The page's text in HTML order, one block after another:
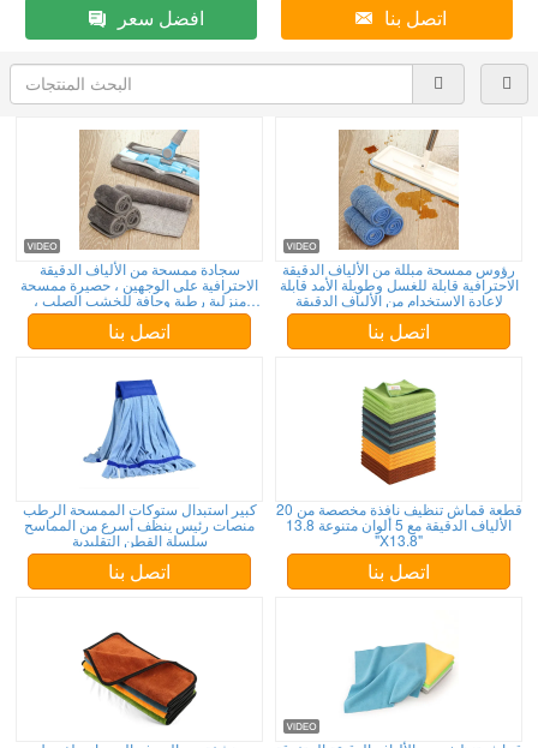
افضل سعر اتصل بنا
سجادة ممسحة من الألياف الدقيقة
الاحترافية على الوجهين ، حصيرة ممسحة
منزلية رطبة وجافة للخشب الصلب ،
مصفح ، تنظيف أرضيات البلاط
اتصل بنا
رؤوس ممسحة مبللة من الألياف الدقيقة
الاحترافية قابلة للغسل وطويلة الأمد قابلة
لإعادة الاستخدام من الألياف الدقيقة
اتصل بنا
كبير استبدال ستوكات الممسحة الرطب
منصات رئيس ينظف أسرع من المماسح
سلسلة القطن التقليدية
اتصل بنا
20 قطعة قماش تنظيف نافذة مخصصة من
الألياف الدقيقة مع 5 ألوان متنوعة 13.8
"X13.8"
اتصل بنا